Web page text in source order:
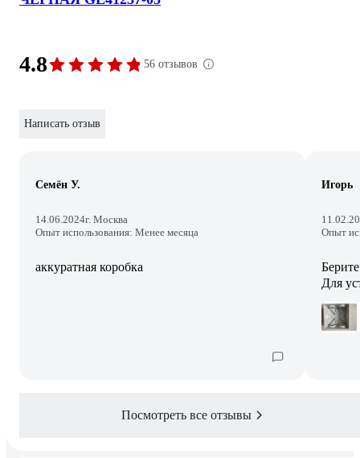
4.8 56 отзывов
Написать отзыв
Семён У.
14.06.2024г. Москва
Опыт использования: Менее месяца
аккуратная коробка
Игорь
Опыт
Для
Посмотреть все отзывы